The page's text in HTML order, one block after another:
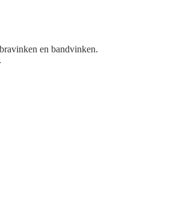
en bandvinken.